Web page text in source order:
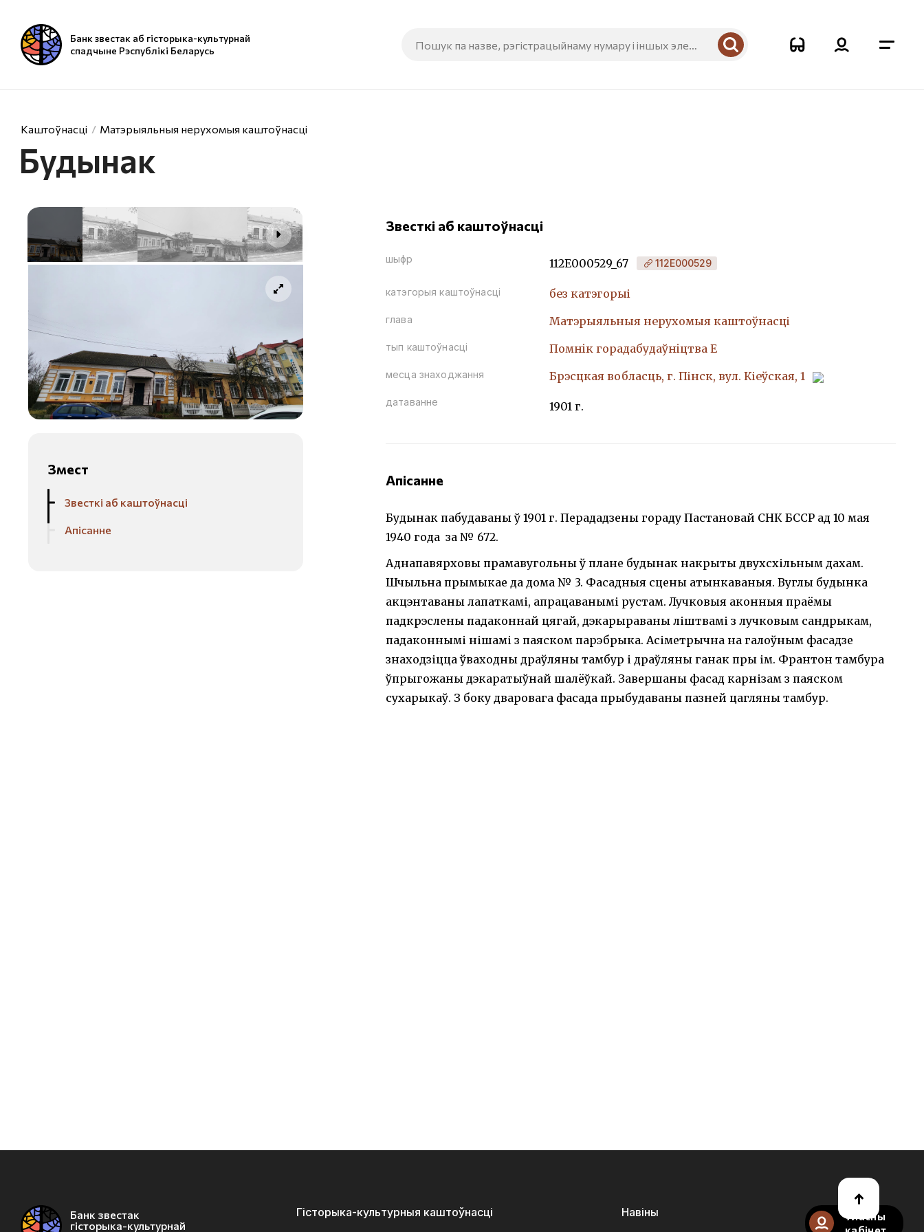
Банк звестак аб гісторыка-культурнай
спадчыне Рэспублікі Беларусь
Каштоўнасці Матэрыяльныя нерухомыя каштоўнасці
Будынак
Змест
Звесткі аб каштоўнасці
Апісанне
Звесткі аб каштоўнасці
шыфр 112Е000529_67 112Е000529
катэгорыя каштоўнасці без катэгорыі
глава Матэрыяльныя нерухомыя каштоўнасці
тып каштоўнасці Помнiк горадабудаўнiцтва Е
месца знаходжання Брэсцкая вобласць, г. Пінск, вул. Кіеўская, 1
датаванне 1901 г.
Апісанне
Будынак пабудаваны ў 1901 г. Перададзены гораду Пастановай СНК БССР ад 10 мая
1940 года за № 672.
Аднапавярховы прамавугольны ў плане будынак накрыты двухсхільным дахам.
Шчыльна прымыкае да дома № 3. Фасадныя сцены атынкаваныя. Вуглы будынка
акцэнтаваны лапаткамі, апрацаванымі рустам. Лучковыя аконныя праёмы
падкрэслены падаконнай цягай, дэкарыраваны ліштвамі з лучковым сандрыкам,
падаконнымі нішамі з паяском парэбрыка. Асіметрычна на галоўным фасадзе
знаходзіцца ўваходны драўляны тамбур і драўляны ганак пры ім. Франтон тамбура
ўпрыгожаны дэкаратыўнай шалёўкай. Завершаны фасад карнізам з паяском
сухарыкаў. З боку дваровага фасада прыбудаваны пазней цагляны тамбур.
Банк звестак
гісторыка-культурнай
Гісторыка-культурныя каштоўнасці Навіны
Уласны